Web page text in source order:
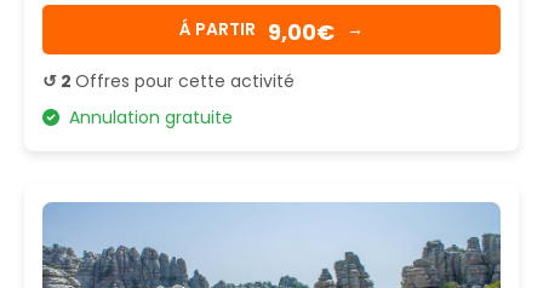
Á PARTIR 9,00€ →
↺ 2 Offres pour cette activité
Annulation gratuite